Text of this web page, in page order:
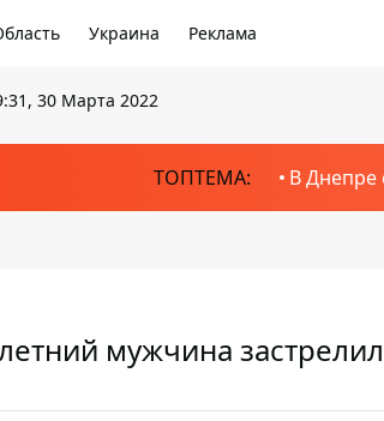
Украина Реклама
30 Марта 2022
ТОПТЕМА: В Днепре
мужчина